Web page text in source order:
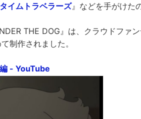
タイムトラベラーズ』などを手がけた
THE DOG』は、クラウドファ
制作されました。
- YouTube